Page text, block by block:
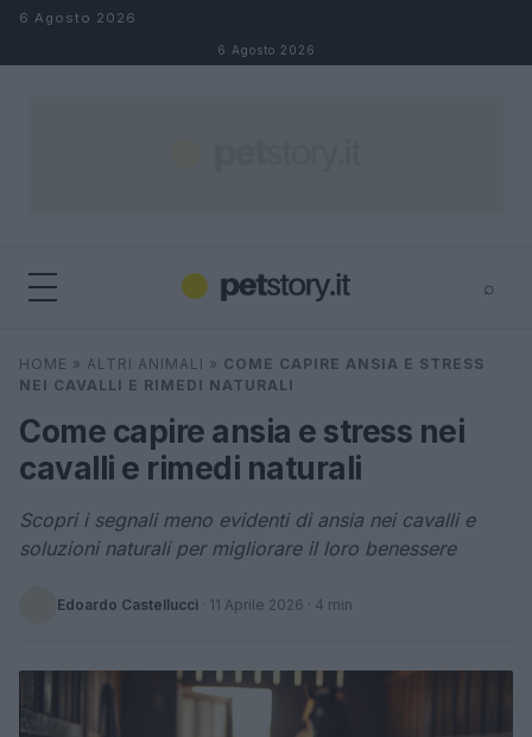
Salta al contenuto
6 Agosto 2026
6 Agosto 2026
⌕
Cerca ⌕
HOME » ALTRI ANIMALI » COME CAPIRE ANSIA E STRESS
NEI CAVALLI E RIMEDI NATURALI
Come capire ansia e stress nei
cavalli e rimedi naturali
Scopri i segnali meno evidenti di ansia nei cavalli e
soluzioni naturali per migliorare il loro benessere
Edoardo Castellucci · 11 Aprile 2026 · 4 min